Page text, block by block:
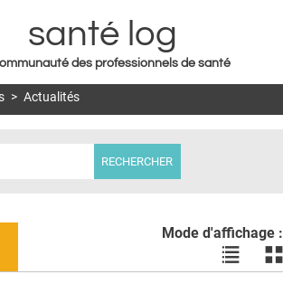
Jump to navigation
santé log
des professionnels de santé
> Actualités
Mode d'affichage :
Voir
les
les